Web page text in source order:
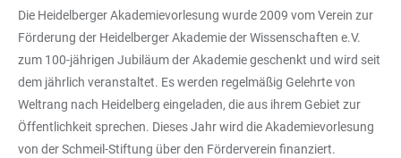
Die Heidelberger Akademievorlesung wurde 2009 vom Verein zur
Förderung der Heidelberger Akademie der Wissenschaften e.V.
zum 100-jährigen Jubiläum der Akademie geschenkt und wird seit
dem jährlich veranstaltet. Es werden regelmäßig Gelehrte von
Weltrang nach Heidelberg eingeladen, die aus ihrem Gebiet zur
Öffentlichkeit sprechen. Dieses Jahr wird die Akademievorlesung
von der Schmeil-Stiftung über den Förderverein finanziert.